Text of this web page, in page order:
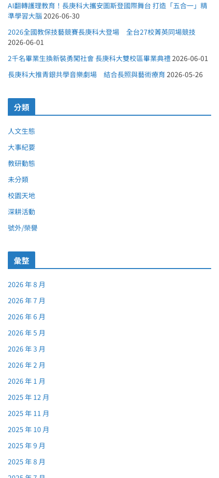
AI翻轉護理教育！長庚科大攜安圖斯登國際舞台 打造「五合一」精
準學習大腦 2026-06-30
2026全國教保技藝競賽長庚科大登場 全台27校菁英同場競技
2026-06-01
2千名畢業生換新裝勇闖社會 長庚科大雙校區畢業典禮2026-06-01
長庚科大推青銀共學音樂劇場 結合長照與藝術療育 2026-05-26
分類
人文生態
大事紀要
教研動態
未分類
校園天地
深耕活動
號外/榮譽
彙整
2026 年 8 月
2026 年 7 月
2026 年 6 月
2026 年 5 月
2026 年 3 月
2026 年 2 月
2026 年 1 月
2025 年 12 月
2025 年 11 月
2025 年 10 月
2025 年 9 月
2025 年 8 月